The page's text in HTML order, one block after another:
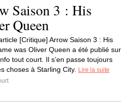
Saison 3 : His
Queen
[Critique] Arrow Saison 3 : His
was Oliver Queen a été publié sur
tout court. Il s’en passe toujours
choses à Starling City.
Lire la suite